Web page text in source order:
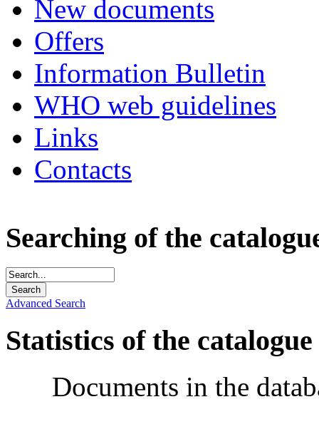
New documents
Offers
Information Bulletin
WHO web guidelines
Links
Contacts
Searching of the
Advanced Search
Statistics of the catalogue
Documents in the